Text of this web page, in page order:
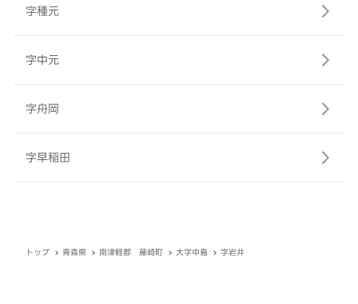
字種元
字中元
字舟岡
字早稲田
トップ 青森県 南津軽郡 藤崎町 大字中島 字岩井